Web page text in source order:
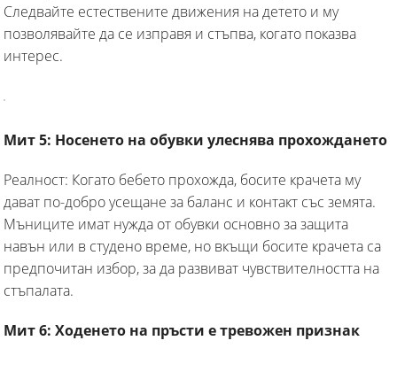
Следвайте естествените движения на детето и му
позволявайте да се изправя и стъпва, когато показва
интерес.
Мит 5: Носенето на обувки улеснява прохождането
Реалност: Когато бебето прохожда, босите крачета му
дават по-добро усещане за баланс и контакт със земята.
Мъниците имат нужда от обувки основно за защита
навън или в студено време, но вкъщи босите крачета са
предпочитан избор, за да развиват чувствителността на
стъпалата.
Мит 6: Ходенето на пръсти е тревожен признак